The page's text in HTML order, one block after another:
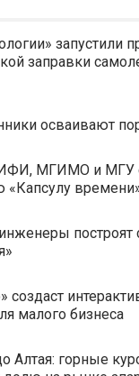
запустили
заправки
осваивают
МГИМО и МГУ
«Капсулу
построят
создаст
малого бизнеса
Алтая: горные